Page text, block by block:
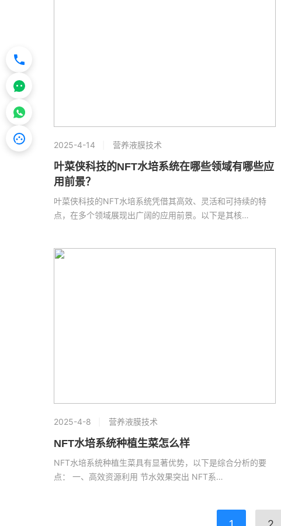
2025-4-14 营养液膜技术
叶菜侠科技的NFT水培系统在哪些领域有哪些应
用前景？
叶菜侠科技的NFT水培系统凭借其高效、灵活和可持续的特
点，在多个领域展现出广阔的应用前景。以下是其核…
2025-4-8 营养液膜技术
NFT水培系统种植生菜怎么样
NFT水培系统种植生菜具有显著优势，以下是综合分析的要
点： 一、高效资源利用 节水效果突出 NFT系…